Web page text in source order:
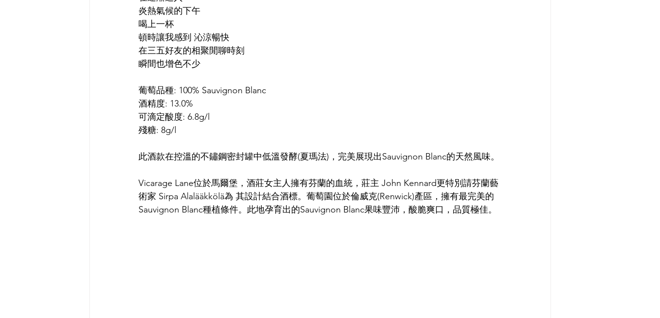
炎熱氣候的下午
喝上一杯
頓時讓我感到 沁涼暢快
在三五好友的相聚閒聊時刻
瞬間也增色不少
葡萄品種: 100% Sauvignon Blanc
酒精度: 13.0%
可滴定酸度: 6.8g/l
殘糖: 8g/l
此酒款在控溫的不鏽鋼密封罐中低溫發酵(夏瑪法)，完美展現出Sauvignon Blanc的天然風味。
Vicarage Lane位於馬爾堡，酒莊女主人擁有芬蘭的血統，莊主 John Kennard更特別請芬蘭藝
術家 Sirpa Alalääkkölä為 其設計結合酒標。葡萄園位於倫威克(Renwick)產區，擁有最完美的
Sauvignon Blanc種植條件。此地孕育出的Sauvignon Blanc果味豐沛，酸脆爽口，品質極佳。